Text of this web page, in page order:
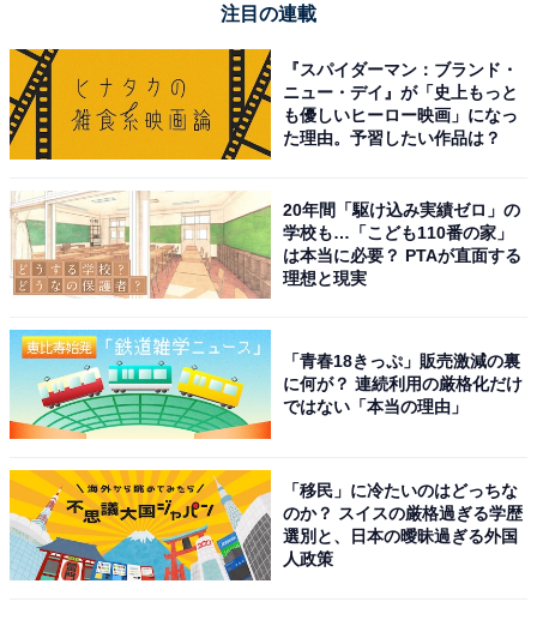
「札幌といえば時計台だから」（40代女性／静岡
県）
「札幌市時計台は雰囲気あるスポットだし、札幌市
の街並みも満喫したいからです」（50代女性／新潟
県）
「歴史ある場所だから」（20代女性／宮城県）
※記事内容は執筆時点のものです。最新の内容をご確認
ください
あわせて読みたい
注目の連載
『スパイダーマン：ブランド・
ニュー・デイ』が「史上もっと
も優しいヒーロー映画」になっ
た理由。予習したい作品は？
20年間「駆け込み実績ゼロ」の
学校も…「こども110番の家」
は本当に必要？ PTAが直面する
理想と現実
「青春18きっぷ」販売激減の裏
に何が？ 連続利用の厳格化だけ
ではない「本当の理由」
「移民」に冷たいのはどっちな
のか？ スイスの厳格過ぎる学歴
選別と、日本の曖昧過ぎる外国
人政策